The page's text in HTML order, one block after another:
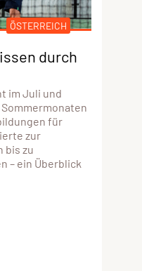
ÖSTERREICH
durch
im Juli und
für
zur
bis zu
– ein Überblick